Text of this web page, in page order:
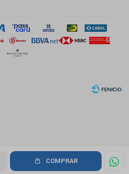
COMPRAR
Fenicio